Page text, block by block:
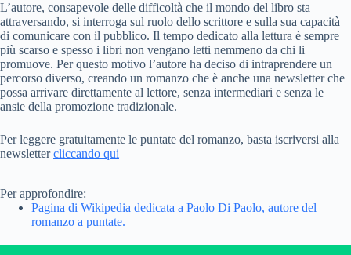
L’autore, consapevole delle difficoltà che il mondo del libro sta
attraversando, si interroga sul ruolo dello scrittore e sulla sua capacità
di comunicare con il pubblico. Il tempo dedicato alla lettura è sempre
più scarso e spesso i libri non vengano letti nemmeno da chi li
promuove. Per questo motivo l’autore ha deciso di intraprendere un
percorso diverso, creando un romanzo che è anche una newsletter che
possa arrivare direttamente al lettore, senza intermediari e senza le
ansie della promozione tradizionale.
Per leggere gratuitamente le puntate del romanzo, basta iscriversi alla
newslettercliccando qui
Per approfondire:
Pagina di Wikipedia dedicata a Paolo Di Paolo, autore del
romanzo a puntate.